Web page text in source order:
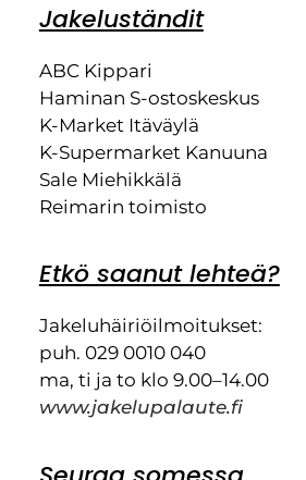
Jakeluständit
ABC Kippari
Haminan S-ostoskeskus
K-Market Itäväylä
K-Supermarket Kanuuna
Sale Miehikkälä
Reimarin toimisto
Etkö saanut lehteä?
Jakeluhäiriöilmoitukset:
puh. 029 0010 040
ma, ti ja to klo 9.00–14.00
www.jakelupalaute.fi